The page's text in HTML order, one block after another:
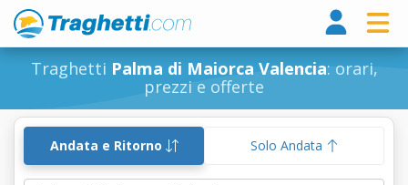
Traghetti Palma di Maiorca Valencia: orari,
prezzi e offerte
Andata e Ritorno Solo Andata